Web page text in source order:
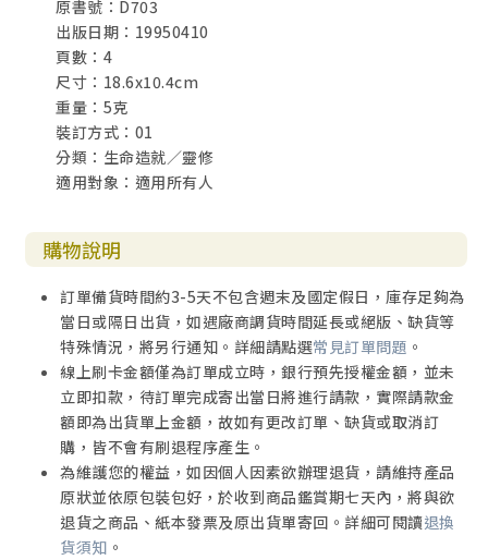
原書號：D703
出版日期：19950410
頁數：4
尺寸：18.6x10.4cm
重量：5克
裝訂方式：01
分類：生命造就／靈修
適用對象：適用所有人
購物說明
訂單備貨時間約3-5天不包含週末及國定假日，庫存足夠為
當日或隔日出貨，如遇廠商調貨時間延長或絕版、缺貨等
特殊情況，將另行通知。詳細請點選常見訂單問題 。
線上刷卡金額僅為訂單成立時，銀行預先授權金額，並未
立即扣款，待訂單完成寄出當日將進行請款，實際請款金
額即為出貨單上金額，故如有更改訂單、缺貨或取消訂
購，皆不會有刷退程序產生。
為維護您的權益，如因個人因素欲辦理退貨，請維持產品
原狀並依原包裝包好，於收到商品鑑賞期七天內，將與欲
退貨之商品、紙本發票及原出貨單寄回。詳細可閱讀退換
貨須知 。